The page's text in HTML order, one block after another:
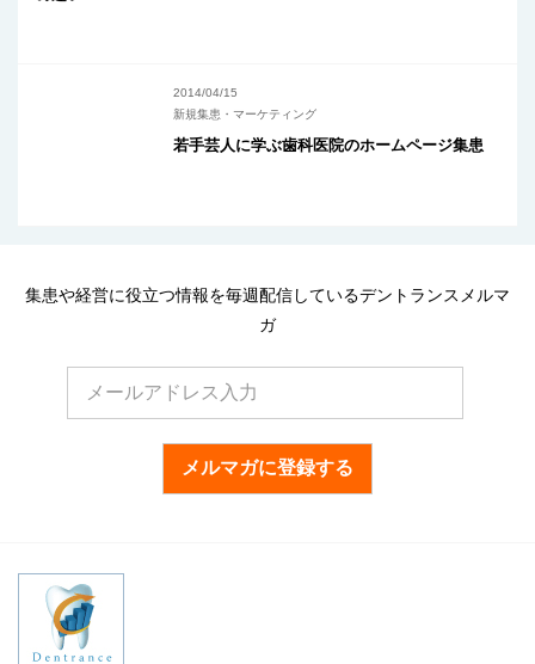
2014/04/15
新規集患・マーケティング
若手芸人に学ぶ歯科医院のホームページ集患
集患や経営に役立つ情報を毎週配信しているデントランスメルマ
ガ
メルマガに登録する